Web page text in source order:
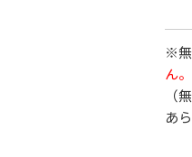
※無
ん。
（
あ